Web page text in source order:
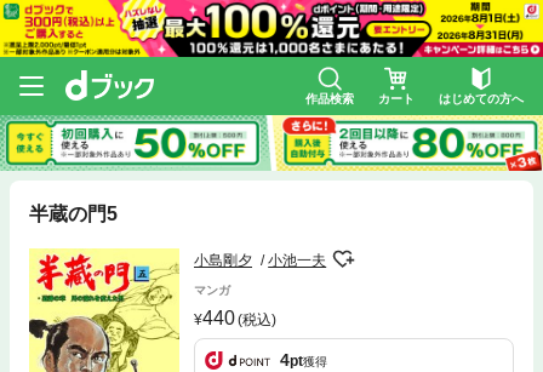
作品検索 カート はじめての方へ
半蔵の門5
小島剛夕 小池一夫
マンガ
440(税込)
4pt獲得